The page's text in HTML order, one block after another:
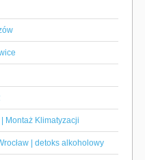
Montaż Klimatyzacji
| detoks alkoholowy